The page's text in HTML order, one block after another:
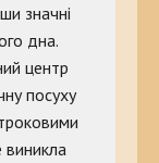
значні
дна.
центр
посуху
виникла